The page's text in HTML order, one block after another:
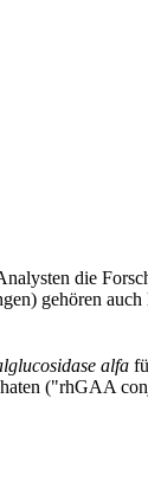
die
gehören
alfa
("rhGAA